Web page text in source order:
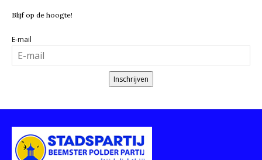
Blijf op de hoogte!
E-mail
Inschrijven